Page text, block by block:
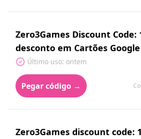
Zero3Games Discount Code:
desconto em Cartões
Último uso: ontem
Pegar código →
Zero3Games discount code: